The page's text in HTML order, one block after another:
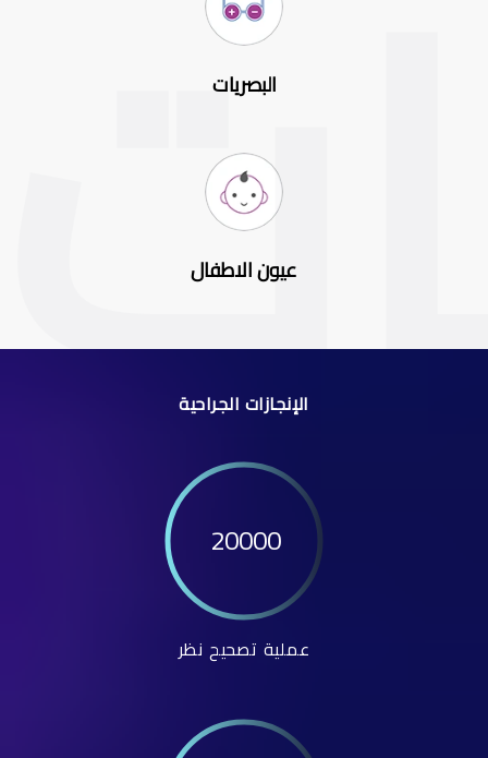
البصريات
عيون الاطفال
الإنجازات الجراحية
20000
عملية تصحيح نظر